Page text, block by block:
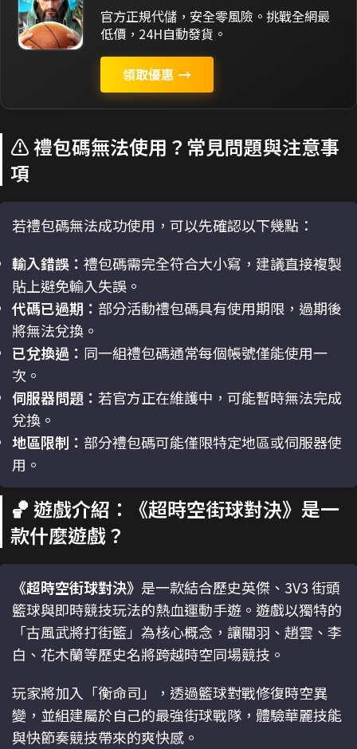
官方正規代儲，安全零風險。挑戰全網最
低價，24H自動發貨。
領取優惠 →
⚠️ 禮包碼無法使用？常見問題與注意事
項
若禮包碼無法成功使用，可以先確認以下幾點：
輸入錯誤： 禮包碼需完全符合大小寫，建議直接複製
貼上避免輸入失誤。
代碼已過期： 部分活動禮包碼具有使用期限，過期後
將無法兌換。
已兌換過： 同一組禮包碼通常每個帳號僅能使用一
次。
伺服器問題： 若官方正在維護中，可能暫時無法完成
兌換。
地區限制： 部分禮包碼可能僅限特定地區或伺服器使
用。
🏀 遊戲介紹：《超時空街球對決》是一
款什麼遊戲？
《超時空街球對決》 是一款結合歷史英傑、3V3 街頭
籃球與即時競技玩法的熱血運動手遊。遊戲以獨特的
「古風武將打街籃」為核心概念，讓關羽、趙雲、李
白、花木蘭等歷史名將跨越時空同場競技。
玩家將加入「衡命司」，透過籃球對戰修復時空異
變，並組建屬於自己的最強街球戰隊，體驗華麗技能
與快節奏競技帶來的爽快感。